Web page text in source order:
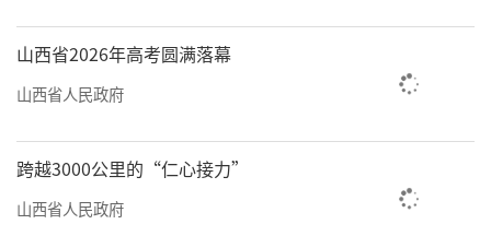
揭牌，成为山西教育援疆的标志性成果。学校
全面引入太原优质的办学理念、管理模式与特
化了区域教育布局，让当地学子在家门口就能
享受到优质的教育资源。
山西省2026年高考圆满落幕
山西省人民政府
跨越3000公里的“仁心接力”
山西省人民政府